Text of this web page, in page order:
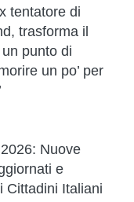
tentatore di
trasforma il
punto di
un po’ per
Nuove
e
Cittadini Italiani